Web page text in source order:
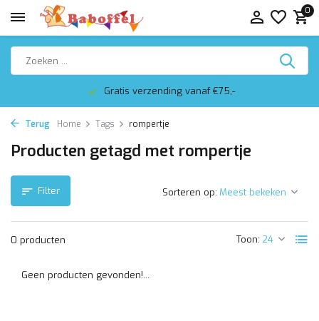
0
Gratis verzending vanaf €75,-
Terug Home Tags rompertje
Producten getagd met rompertje
Filter
0 producten Toon:
Sorteren op:
Geen producten gevonden!...